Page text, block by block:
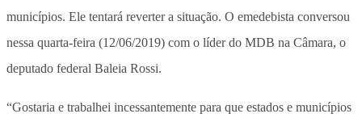
municípios. Ele tentará reverter a situação. O emedebista conversou
nessa quarta-feira (12/06/2019) com o líder do MDB na Câmara, o
deputado federal Baleia Rossi.
“Gostaria e trabalhei incessantemente para que estados e municípios